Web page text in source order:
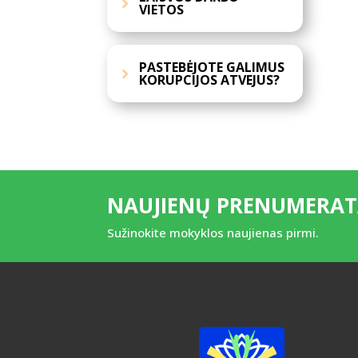
VIETOS
PASTEBĖJOTE GALIMUS
KORUPCIJOS ATVEJUS?
NAUJIENŲ
Sužinokite mokyklos naujienas pirmi.